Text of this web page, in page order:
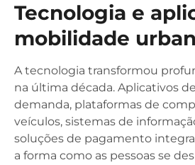
Tecnologia e
mobilidade
A tecnologia transformou
na última década. Aplicativos
demanda, plataformas de
veículos, sistemas de
soluções de pagamento
a forma como as pessoas se